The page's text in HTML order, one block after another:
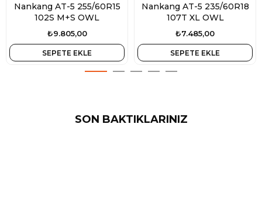
Nankang AT-5 255/60R15
102S M+S OWL
₺9.805,00
SEPETE EKLE
Nankang AT-5 235/60R18
107T XL OWL
₺7.485,00
SEPETE EKLE
SON BAKTIKLARINIZ